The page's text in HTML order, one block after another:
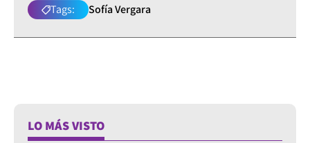
Tags: Sofía Vergara
LO MÁS VISTO